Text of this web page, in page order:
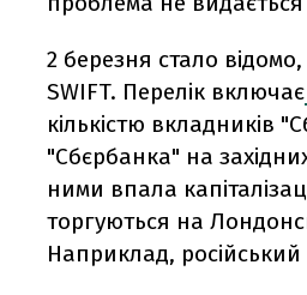
2 березня стало
SWIFT. Перелік включає
кількістю вкладників
"Сбєрбанка" на
ними впала
торгуються на
Наприклад,